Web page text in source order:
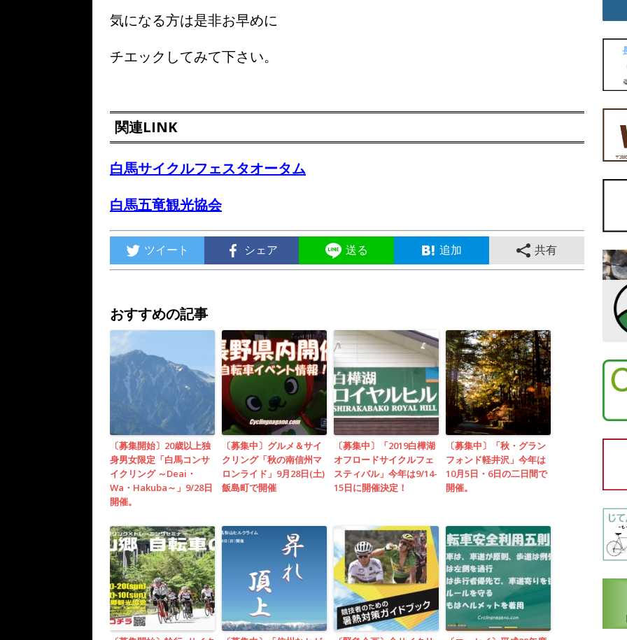
気になる方は是非お早めに
チエックしてみて下さい。
関連LINK
白馬サイクルフェスタオータム
白馬五竜観光協会
ツイート シェア 送る 追加 共有
おすすめの記事
〔募集開始〕20歳以上独
身男女限定「白馬コンサ
イクリング ～Deai・
Wa・Hakuba～」9/28日
開催。
〔募集中〕グルメ＆サイ
クリング「秋の南信州マ
ロンライド」9月28日(土)
飯島町で開催
〔募集中〕「2019白樺湖
オフロードサイクルフェ
スティバル」今年は9/14-
15日に開催決定！
〔募集中〕「秋・グラン
フォンド軽井沢」今年は
10月5日・6日の二日間で
開催。